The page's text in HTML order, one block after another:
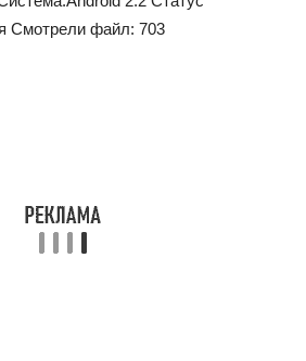
Смотрели файл: 703